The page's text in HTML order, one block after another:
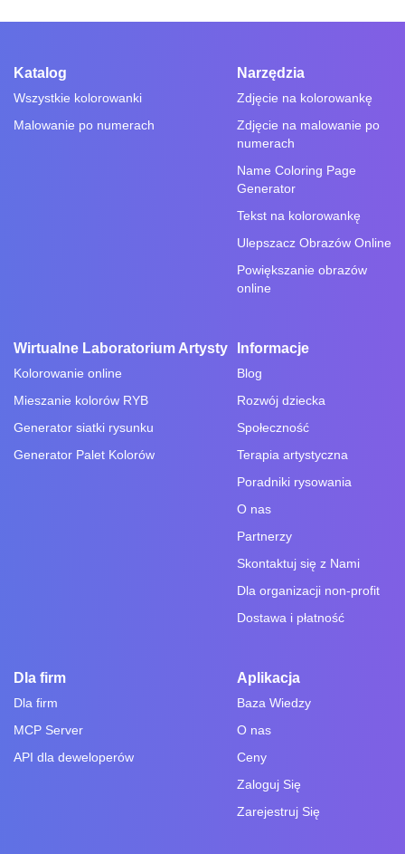
Katalog
Wszystkie kolorowanki
Malowanie po numerach
Narzędzia
Zdjęcie na kolorowankę
Zdjęcie na malowanie po
numerach
Name Coloring Page
Generator
Tekst na kolorowankę
Ulepszacz Obrazów Online
Powiększanie obrazów
online
Wirtualne Laboratorium Artysty
Kolorowanie online
Mieszanie kolorów RYB
Generator siatki rysunku
Generator Palet Kolorów
Informacje
Blog
Rozwój dziecka
Społeczność
Terapia artystyczna
Poradniki rysowania
O nas
Partnerzy
Skontaktuj się z Nami
Dla organizacji non-profit
Dostawa i płatność
Dla firm
Dla firm
MCP Server
API dla deweloperów
Aplikacja
Baza Wiedzy
O nas
Ceny
Zaloguj Się
Zarejestruj Się